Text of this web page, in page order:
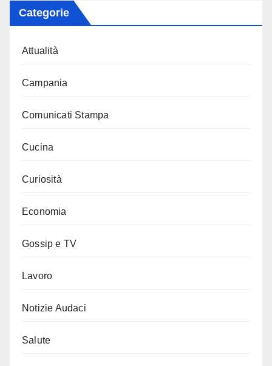
Categorie
Attualità
Campania
Comunicati Stampa
Cucina
Curiosità
Economia
Gossip e TV
Lavoro
Notizie Audaci
Salute